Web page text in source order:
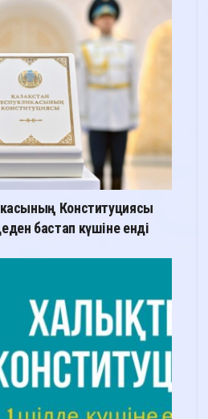
Конституциясы
бастап күшіне енді